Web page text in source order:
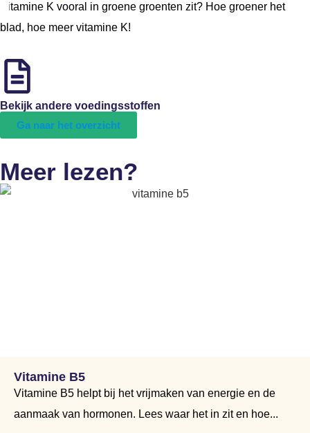
Vitamine K vooral in groene groenten zit? Hoe groener het
blad, hoe meer vitamine K!
Bekijk andere voedingsstoffen
Ga naar het overzicht
Meer lezen?
Vitamine B5
Vitamine B5 helpt bij het vrijmaken van energie en de
aanmaak van hormonen. Lees waar het in zit en hoe...